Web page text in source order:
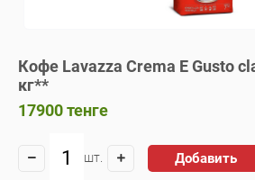
Кофе Lavazza Crema Е Gusto
кг**
17900тенге
шт. Добавить